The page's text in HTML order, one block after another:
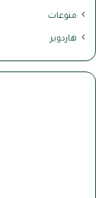
منوعات
هاردوير